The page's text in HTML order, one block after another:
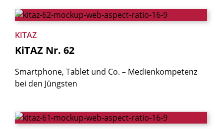
KITAZ
KiTAZ Nr. 62
Smartphone, Tablet und Co. – Medienkom­petenz
bei den Jüngsten